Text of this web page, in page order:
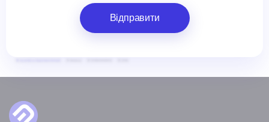
Відправити